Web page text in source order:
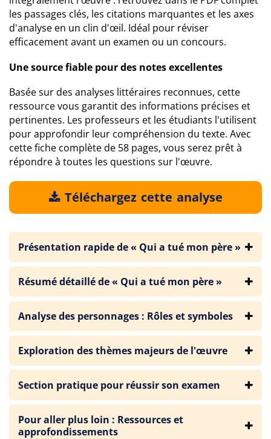
les passages clés, les citations marquantes et les axes
d'analyse en un clin d'œil. Idéal pour réviser
efficacement avant un examen ou un concours.
Une source fiable pour des notes excellentes
Basée sur des analyses littéraires reconnues, cette
ressource vous garantit des informations précises et
pertinentes. Les professeurs et les étudiants l'utilisent
pour approfondir leur compréhension du texte. Avec
cette fiche complète de 58 pages, vous serez prêt à
répondre à toutes les questions sur l'œuvre.
Téléchargez cette analyse
Présentation rapide de « Qui a tué mon père »
Résumé détaillé de « Qui a tué mon père »
Analyse des personnages : Rôles et symboles
Exploration des thèmes majeurs de l'œuvre
Section pratique pour réussir son examen
Pour aller plus loin : Ressources et
approfondissements